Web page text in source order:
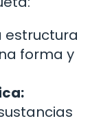
estructura
forma y